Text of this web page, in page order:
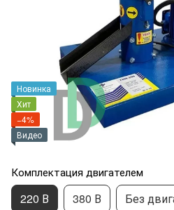
Новинка
Хит
−4%
Видео
Комплектация двигателем
220 В 380 В Без